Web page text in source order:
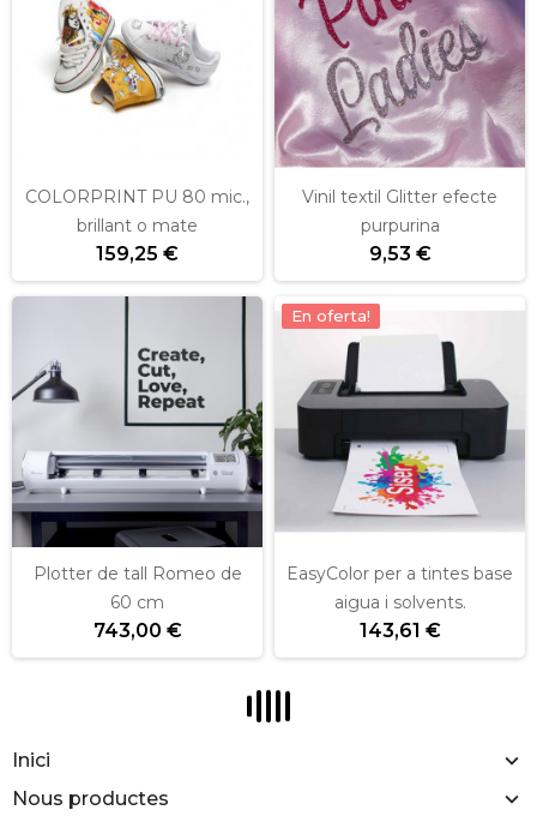
COLORPRINT PU 80 mic.,
brillant o mate
159,25 €
Vinil textil Glitter efecte
purpurina
9,53 €
Plotter de tall Romeo de
60 cm
743,00 €
En oferta!
EasyColor per a tintes base
aigua i solvents.
143,61 €